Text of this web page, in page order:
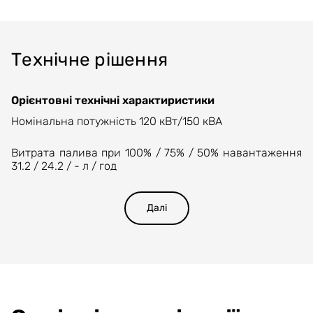
Технічне рішення
Орієнтовні технічні характиристики
Номінальна потужність 120 кВт/150 кВА
Витрата палива при 100% / 75% / 50% навантаження
31.2 / 24.2 / - л / год
Виконання відкритеЧастота 50 Гц
Модель генератора LL3014Н
Далі